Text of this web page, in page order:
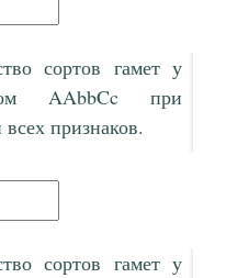
сортов гамет у
AAbbCc при
признаков.
сортов гамет у